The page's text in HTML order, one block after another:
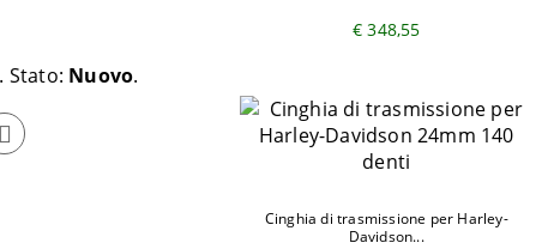
Stato: Nuovo
€ 348,55
Cinghia di trasmissione per Harley-
Davidson...